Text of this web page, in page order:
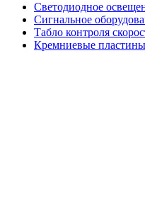
Светодиодное
Сигнальное
Табло контроля
Кремниевые пластины